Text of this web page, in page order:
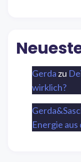
Gerda zu
wirklich?
Energie